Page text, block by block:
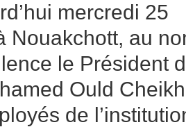
mercredi 25
Nouakchott, au
le Président
Ould
de